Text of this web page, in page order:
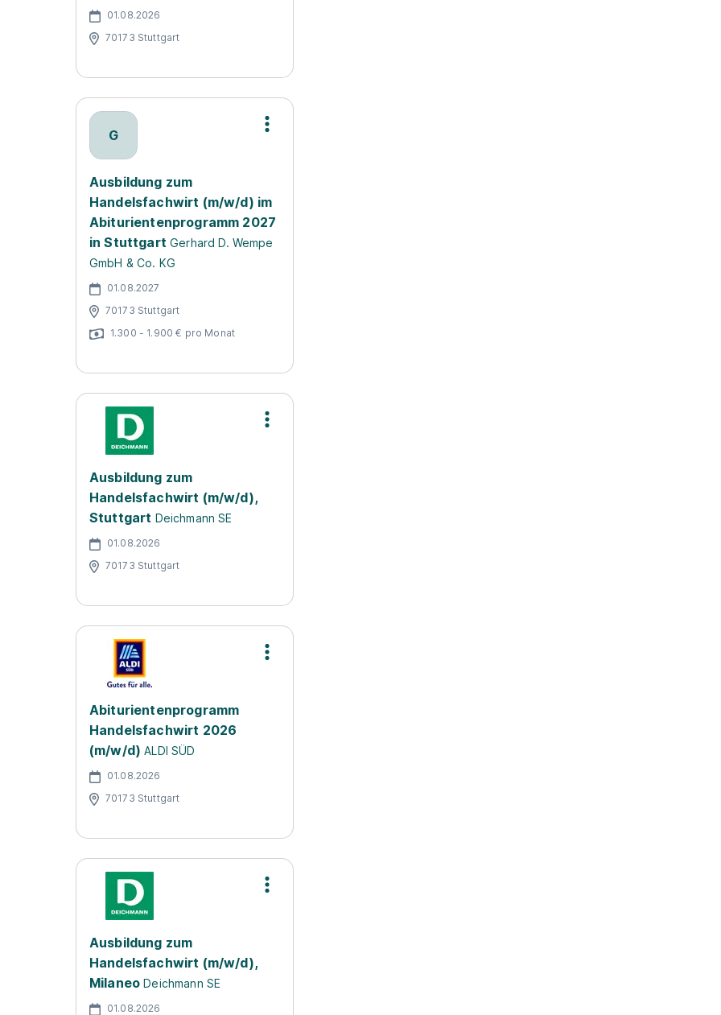
01.08.2026
70173 Stuttgart
G
Ausbildung zum
Handelsfachwirt (m/w/d) im
Abiturientenprogramm 2027
in Stuttgart Gerhard D. Wempe
GmbH & Co. KG
01.08.2027
70173 Stuttgart
1.300 - 1.900 € pro Monat
Ausbildung zum
Handelsfachwirt (m/w/d),
Stuttgart Deichmann SE
01.08.2026
70173 Stuttgart
Abiturientenprogramm
Handelsfachwirt 2026
(m/w/d) ALDI SÜD
01.08.2026
70173 Stuttgart
Ausbildung zum
Handelsfachwirt (m/w/d),
Milaneo Deichmann SE
01.08.2026